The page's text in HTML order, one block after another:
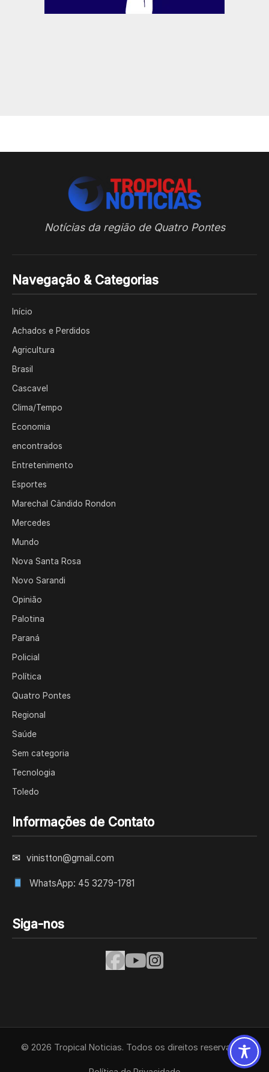
Notícias da região de Quatro Pontes
Navegação & Categorias
Início
Achados e Perdidos
Agricultura
Brasil
Cascavel
Clima/Tempo
Economia
encontrados
Entretenimento
Esportes
Marechal Cândido Rondon
Mercedes
Mundo
Nova Santa Rosa
Novo Sarandi
Opinião
Palotina
Paraná
Policial
Política
Quatro Pontes
Regional
Saúde
Sem categoria
Tecnologia
Toledo
Informações de Contato
✉ vinistton@gmail.com
WhatsApp: 45 3279-1781
Siga-nos
© 2026 Tropical Noticias. Todos os direitos reservados.